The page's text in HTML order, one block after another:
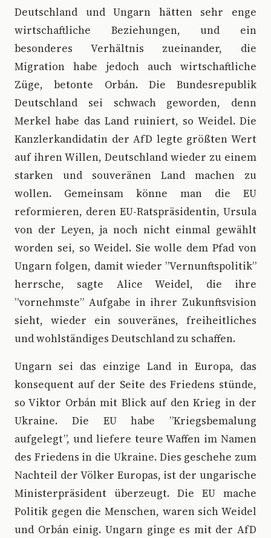
Deutschland und Ungarn hätten sehr enge
wirtschaftliche Beziehungen, und ein
besonderes Verhältnis zueinander, die
Migration habe jedoch auch wirtschaftliche
Züge, betonte Orbán. Die Bundesrepublik
Deutschland sei schwach geworden, denn
Merkel habe das Land ruiniert, so Weidel. Die
Kanzlerkandidatin der AfD legte größten Wert
auf ihren Willen, Deutschland wieder zu einem
starken und souveränen Land machen zu
wollen. Gemeinsam könne man die EU
reformieren, deren EU-Ratspräsidentin, Ursula
von der Leyen, ja noch nicht einmal gewählt
worden sei, so Weidel. Sie wolle dem Pfad von
Ungarn folgen, damit wieder ”Vernunftspolitik”
herrsche, sagte Alice Weidel, die ihre
”vornehmste” Aufgabe in ihrer Zukunftsvision
sieht, wieder ein souveränes, freiheitliches
und wohlständiges Deutschland zu schaffen.
Ungarn sei das einzige Land in Europa, das
konsequent auf der Seite des Friedens stünde,
so Viktor Orbán mit Blick auf den Krieg in der
Ukraine. Die EU habe ”Kriegsbemalung
aufgelegt”, und liefere teure Waffen im Namen
des Friedens in die Ukraine. Dies geschehe zum
Nachteil der Völker Europas, ist der ungarische
Ministerpräsident überzeugt. Die EU mache
Politik gegen die Menschen, waren sich Weidel
und Orbán einig. Ungarn ginge es mit der AfD